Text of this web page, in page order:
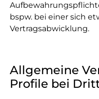
bspw. bei einer sich
Vertragsabwicklung.
Allgemeine
Profile bei